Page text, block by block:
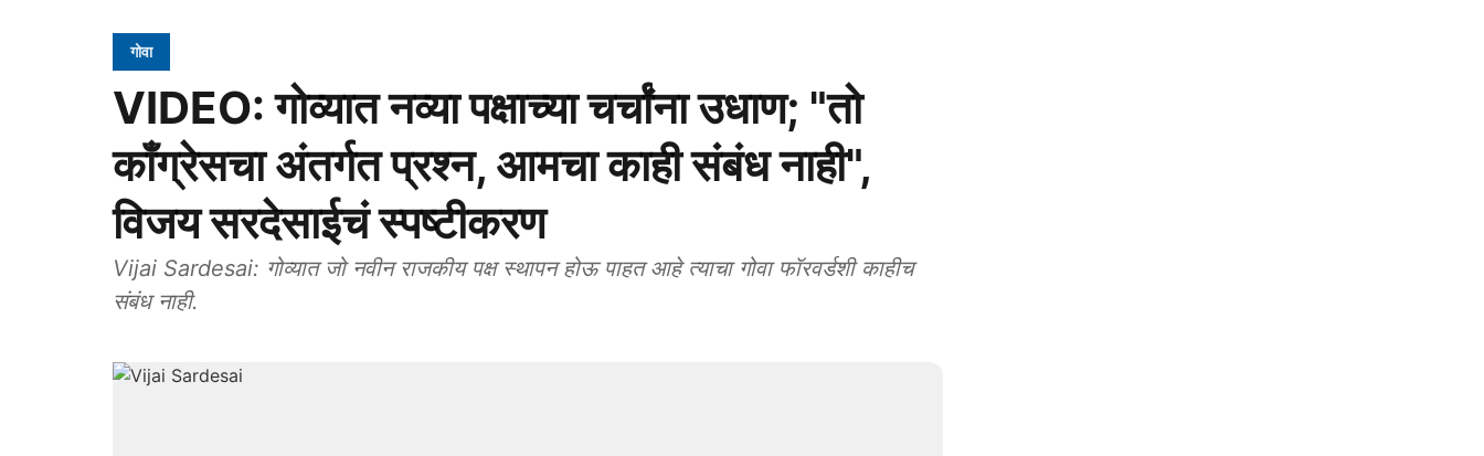
गोवा
VIDEO: गोव्यात नव्या पक्षाच्या चर्चांना उधाण; "तो
काँग्रेसचा अंतर्गत प्रश्न, आमचा काही संबंध नाही",
विजय सरदेसाईचं स्पष्टीकरण
Vijai Sardesai: गोव्यात जो नवीन राजकीय पक्ष स्थापन होऊ पाहत आहे त्याचा गोवा फॉरवर्डशी काहीच
संबंध नाही.